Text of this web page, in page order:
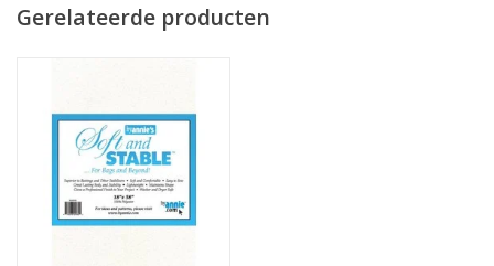
Gerelateerde producten